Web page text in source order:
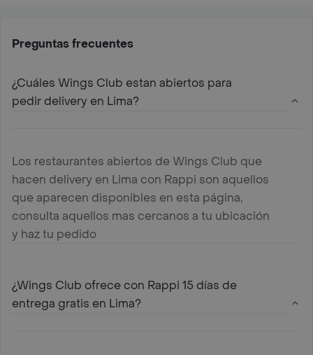
Preguntas frecuentes
¿Cuáles Wings Club estan abiertos para
pedir delivery en Lima?
Los restaurantes abiertos de Wings Club que
hacen delivery en Lima con Rappi son aquellos
que aparecen disponibles en esta página,
consulta aquellos mas cercanos a tu ubicación
y haz tu pedido
¿Wings Club ofrece con Rappi 15 días de
entrega gratis en Lima?